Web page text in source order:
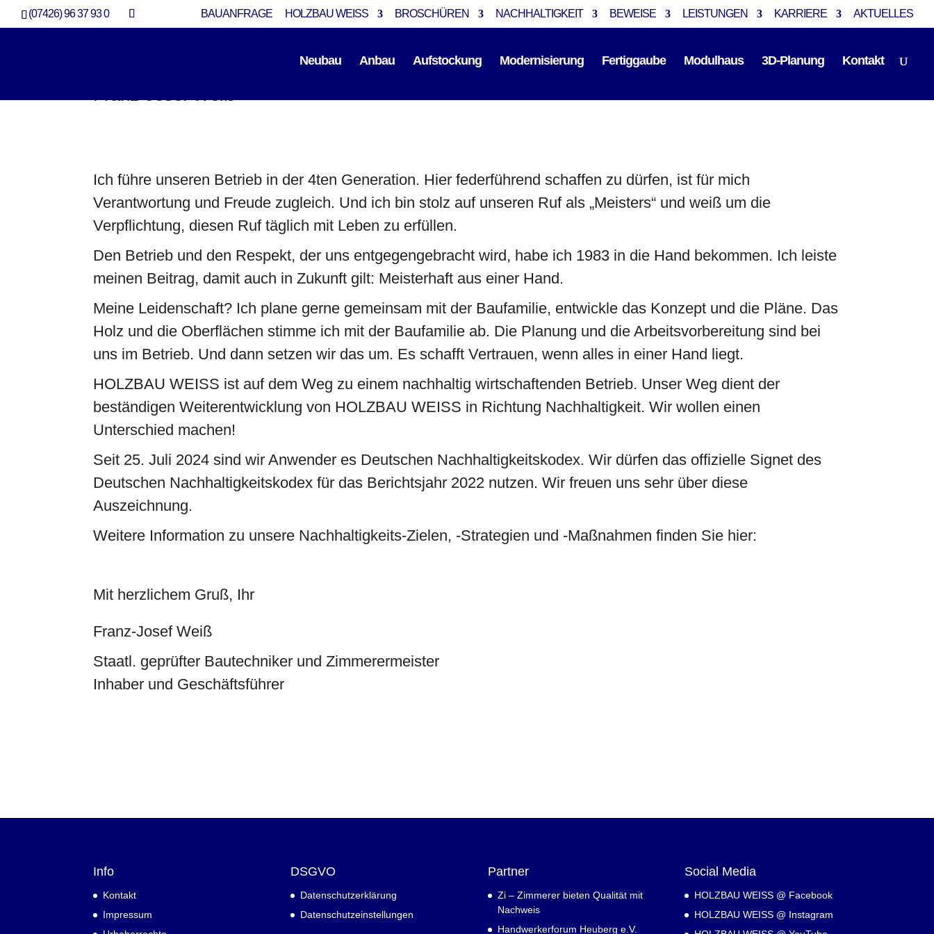
(07426) 96 37 93 0 BAUANFRAGE HOLZBAU WEISS BROSCHÜREN NACHHALTIGKEIT BEWEISE LEISTUNGEN KARRIERE AKTUELLES
Neubau Anbau Aufstockung Modernisierung Fertiggaube Modulhaus 3D-Planung Kontakt
Ich führe unseren Betrieb in der 4ten Generation. Hier federführend schaffen zu dürfen, ist für mich
Verantwortung und Freude zugleich. Und ich bin stolz auf unseren Ruf als „Meisters“ und weiß um die
Verpflichtung, diesen Ruf täglich mit Leben zu erfüllen.
Den Betrieb und den Respekt, der uns entgegengebracht wird, habe ich 1983 in die Hand bekommen. Ich leiste
meinen Beitrag, damit auch in Zukunft gilt: Meisterhaft aus einer Hand.
Meine Leidenschaft? Ich plane gerne gemeinsam mit der Baufamilie, entwickle das Konzept und die Pläne. Das
Holz und die Oberflächen stimme ich mit der Baufamilie ab. Die Planung und die Arbeitsvorbereitung sind bei
uns im Betrieb. Und dann setzen wir das um. Es schafft Vertrauen, wenn alles in einer Hand liegt.
HOLZBAU WEISS ist auf dem Weg zu einem nachhaltig wirtschaftenden Betrieb. Unser Weg dient der
beständigen Weiterentwicklung von HOLZBAU WEISS in Richtung Nachhaltigkeit. Wir wollen einen
Unterschied machen!
Seit 25. Juli 2024 sind wir Anwender es Deutschen Nachhaltigkeitskodex. Wir dürfen das offizielle Signet des
Deutschen Nachhaltigkeitskodex für das Berichtsjahr 2022 nutzen. Wir freuen uns sehr über diese
Auszeichnung.
Weitere Information zu unsere Nachhaltigkeits-Zielen, -Strategien und -Maßnahmen finden Sie hier:
Mit herzlichem Gruß, Ihr
Franz-Josef Weiß
Staatl. geprüfter Bautechniker und Zimmerermeister
Inhaber und Geschäftsführer
Info
Kontakt
Impressum
DSGVO
Datenschutzerklärung
Datenschutzeinstellungen
Partner
Zi – Zimmerer bieten Qualität mit
Nachweis
Handwerkerforum Heuberg e.V.
Social Media
HOLZBAU WEISS @ Facebook
HOLZBAU WEISS @ Instagram